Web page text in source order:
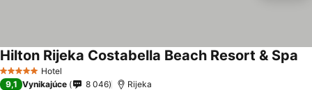
5 Počet hviezdičiek
Hotel
Hilton Rijeka Costabella Beach Resort & Spa
9,1 Vynikajúce 8 046 Rijeka